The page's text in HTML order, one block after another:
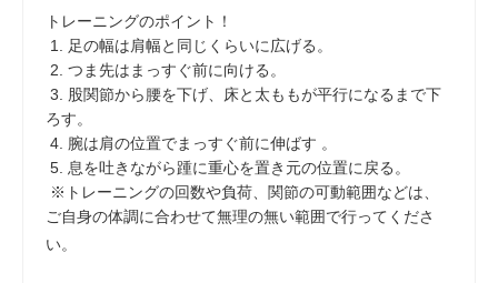
トレーニングのポイント！
1. 足の幅は肩幅と同じくらいに広げる。
2. つま先はまっすぐ前に向ける。
3. 股関節から腰を下げ、床と太ももが平行になるまで下
ろす。
4. 腕は肩の位置でまっすぐ前に伸ばす 。
5. 息を吐きながら踵に重心を置き元の位置に戻る。
※トレーニングの回数や負荷、関節の可動範囲などは、
ご自身の体調に合わせて無理の無い範囲で行ってくださ
い。